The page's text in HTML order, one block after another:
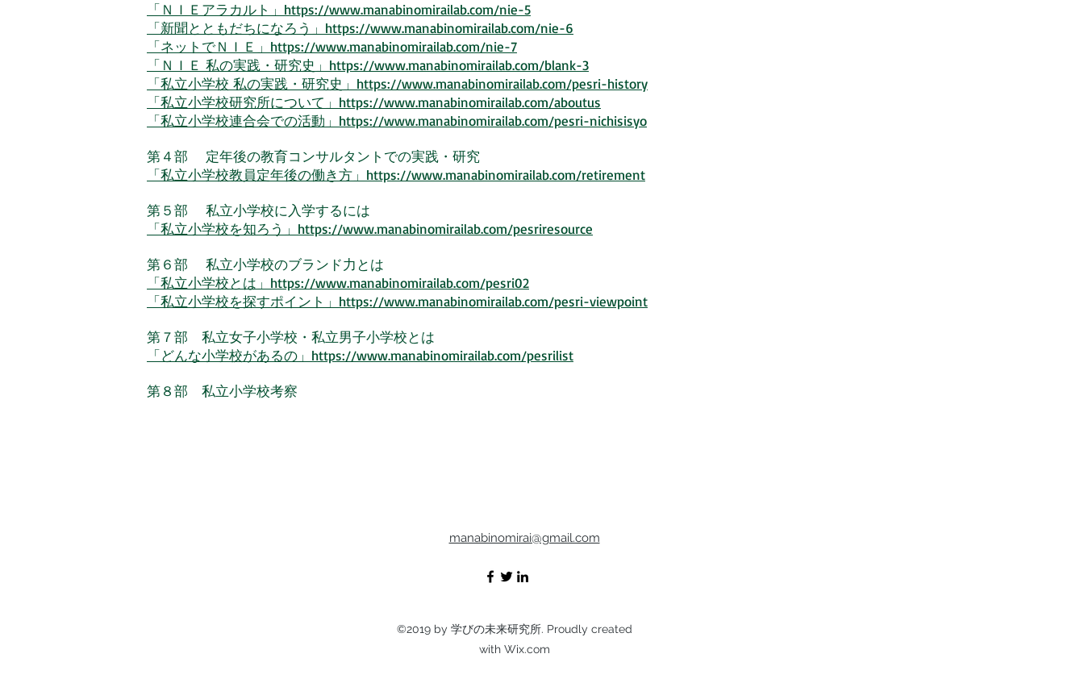
「ＮＩＥアラカルト」https://www.manabinomirailab.com/nie-5
「新聞とともだちになろう」https://www.manabinomirailab.com/nie-6
「ネットでＮＩＥ」https://www.manabinomirailab.com/nie-7
「ＮＩＥ 私の実践・研究史」https://www.manabinomirailab.com/blank-3
「私立小学校 私の実践・研究史」https://www.manabinomirailab.com/pesri-history
「私立小学校研究所について」https://www.manabinomirailab.com/aboutus
「私立小学校連合会での活動」https://www.manabinomirailab.com/pesri-nichisisyo
第４部 定年後の教育コンサルタントでの実践・研究
「私立小学校教員定年後の働き方」 https://www.manabinomirailab.com/retirement
第５部 私立小学校に入学するには
「私立小学校を知ろう」 https://www.manabinomirailab.com/pesriresource
第６部 私立小学校のブランド力とは
「私立小学校とは」https://www.manabinomirailab.com/pesri02
「私立小学校を探すポイント」 https://www.manabinomirailab.com/pesri-viewpoint
第７部 私立女子小学校・私立男子小学校とは
「どんな小学校があるの」 https://www.manabinomirailab.com/pesrilist
第８部 私立小学校考察
manabinomirai@gmail.com
©2019 by 学びの未来研究所. Proudly created
with Wix.com